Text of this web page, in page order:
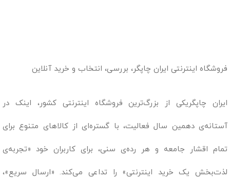
فروشگاه اینترنتی ایران چاپگر، بررسی، انتخاب و خرید آنلاین
ایران چاپگریکی از بزرگ‌ترین فروشگاه اینترنتی کشور، اینک در
آستانه‌ی دهمین سال فعالیت، با گستره‌ای از کالاهای متنوع برای
تمام اقشار جامعه و هر رده‌ی سنی، برای کاربران خود «تجربه‌ی
لذت‌بخش یک خرید اینترنتی» را تداعی می‌کند. «ارسال سریع»،